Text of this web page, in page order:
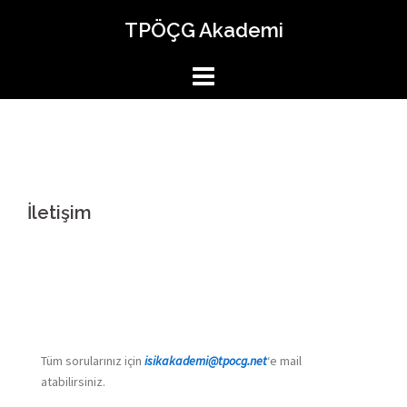
TPÖÇG Akademi
İletişim
Tüm sorularınız için isikakademi@tpocg.net‘e mail
atabilirsiniz.